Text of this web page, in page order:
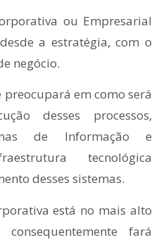
ou Empresarial
a estratégia, com o
negócio.
em como será
desses processos,
de Informação e
tecnológica
desses sistemas.
está no mais alto
fará